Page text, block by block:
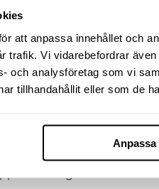
att anpassa innehållet och
trafik. Vi vidarebefordrar
och analysföretag som vi
tillhandahållit eller som de
Anpassa
i en arena helt utan
Adrenaline Zones
med egen utrustning
Träning varje onsdag
med 15:e december